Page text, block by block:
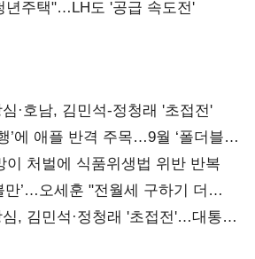
년주택"…LH도 '공급 속도전'
·호남, 김민석-정청래 '초접전'
’에 애플 반격 주목…9월 ‘폴더블
처벌에 식품위생법 위반 반복
만’…오세훈 "전월세 구하기 더
, 김민석·정청래 '초접전'…대통령